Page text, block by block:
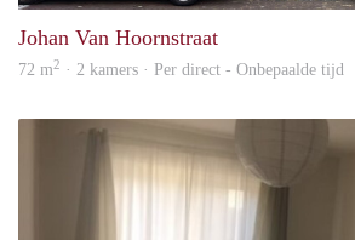
Johan Van Hoornstraat
72 m2 · 2 kamers · Per direct - Onbepaalde tijd